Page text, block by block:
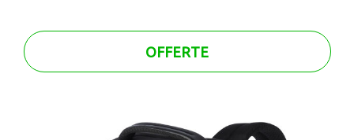
OFFERTE